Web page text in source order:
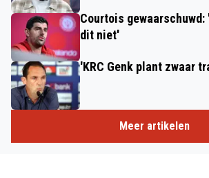
Courtois
dit niet'
'KRC Genk plant zwaar
Meer artikelen